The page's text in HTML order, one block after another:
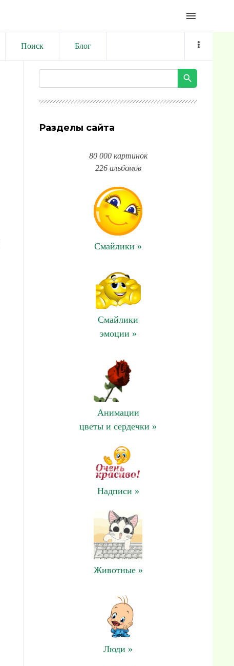
menu
Поиск Блог
Разделы сайта
80 000 картинок
226 альбомов
Смайлики »
Смайлики
эмоции »
Анимации
цветы и сердечки »
Надписи »
Животные »
Люди »